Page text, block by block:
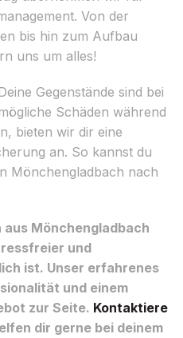
Von der
bis hin zum Aufbau
uns um alles!
Gegenstände sind bei
Schäden während
bieten wir dir eine
an. So kannst du
Mönchengladbach nach
Mönchengladbach
und
ist. Unser erfahrenes
und einem
zur Seite. Kontaktiere
dir gerne bei deinem